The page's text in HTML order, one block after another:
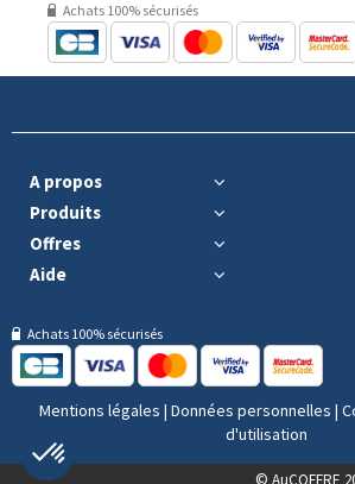
Achats 100% sécurisés
A propos
Produits
Offres
Aide
Achats 100% sécurisés
Mentions légales | Données personnelles |
d'utilisation
© AuCOFFRE